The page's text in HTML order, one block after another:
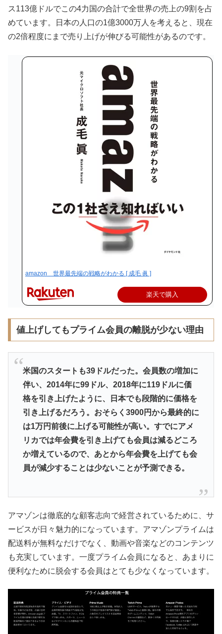
ス113億ドルでこの4力国の合計で全世界の売上の9割を占
めています。日本の人口の1億3000万人を考えると、現在
の2倍程度にまで売り上げが伸びる可能性があるのです。
amazon 世界最先端の戦略がわかる [ 成毛 眞 ]
楽天で購入
値上げしてもプライム会員の離脱が少ない理由
米国のスタートも39ドルだった。会員数の増加に
伴い、2014年に99ドル、2018年に119ドルに価
格を引き上げたように、日本でも段階的に価格を
引き上げるだろう。おそらく3900円から最終的に
は1万円前後に上げる可能性が高い。すでにアメ
リカでは年会費を引き上げても会員は減るどころ
か増えているので、あとから年会費を上げても会
員が減少することは少ないことが予測できる。
アマゾンは徹底的な顧客志向で経営されているために、サ
ービスが日々魅力的になっています。アマゾンプライムは
配送料が無料なだけでなく、動画や音楽などのコンテンツ
も充実しています。一度プライム会員になると、あまりに
便利なために脱会する会員はとても少なくなっています。